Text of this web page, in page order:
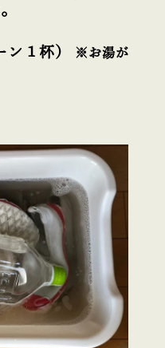
ン１杯）
※お湯が